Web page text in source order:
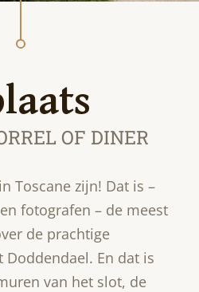
OF DINER
Toscane zijn! Dat is –
fotografen – de meest
de prachtige
En dat is
van het slot, de